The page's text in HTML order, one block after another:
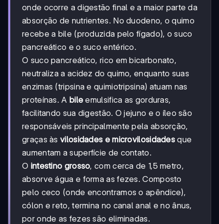
onde ocorre a digestão final e a maior parte da
absorção de nutrientes. No duodeno, o quimo
recebe a bile (produzida pelo fígado), o suco
pancreático e o suco entérico.
O suco pancreático, rico em bicarbonato,
neutraliza a acidez do quimo, enquanto suas
enzimas (tripsina e quimiotripsina) atuam nas
proteínas. A bile emulsifica as gorduras,
facilitando sua digestão. O jejuno e o íleo são
responsáveis principalmente pela absorção,
graças àsvilosidades e microvilosidades que
aumentam a superfície de contato.
O intestino grosso, com cerca de 1,5 metro,
absorve água e forma as fezes. Composto
pelo ceco (onde encontramos o apêndice),
cólon e reto, termina no canal anal e no ânus,
por onde as fezes são eliminadas.